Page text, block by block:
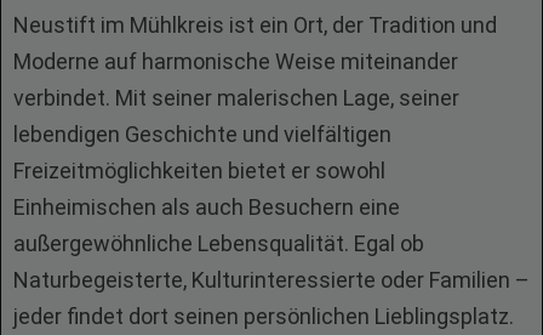
Neustift im Mühlkreis ist ein Ort, der Tradition und
Moderne auf harmonische Weise miteinander
verbindet. Mit seiner malerischen Lage, seiner
lebendigen Geschichte und vielfältigen
Freizeitmöglichkeiten bietet er sowohl
Einheimischen als auch Besuchern eine
außergewöhnliche Lebensqualität. Egal ob
Naturbegeisterte, Kulturinteressierte oder Familien –
jeder findet dort seinen persönlichen Lieblingsplatz.